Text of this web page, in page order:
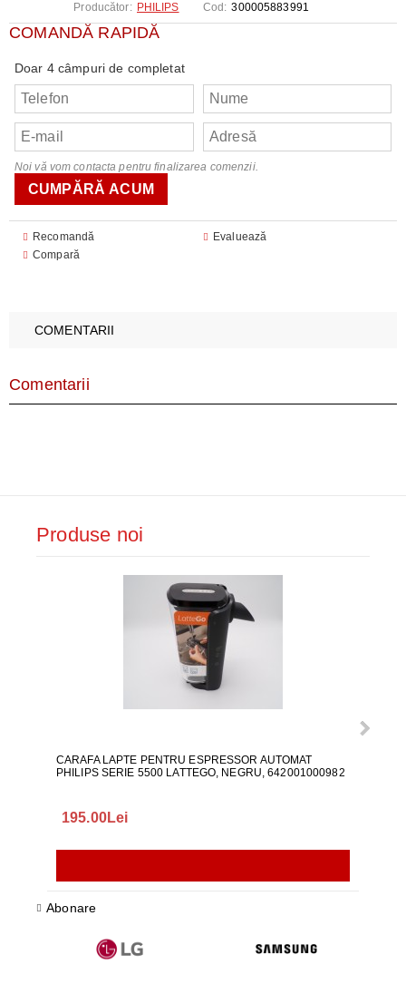
Producător: PHILIPS Cod: 300005883991
COMANDĂ RAPIDĂ
Doar 4 câmpuri de completat
Noi vă vom contacta pentru finalizarea comenzii.
Recomandă
Evaluează
Compară
COMENTARII
Comentarii
Produse noi
CARAFA LAPTE PENTRU ESPRESSOR AUTOMAT
PHILIPS SERIE 5500 LATTEGO, NEGRU, 642001000982
195.00Lei
Abonare